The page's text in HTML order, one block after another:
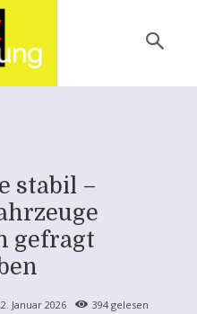
stabil –
gefragt
Januar 2026 394 gelesen